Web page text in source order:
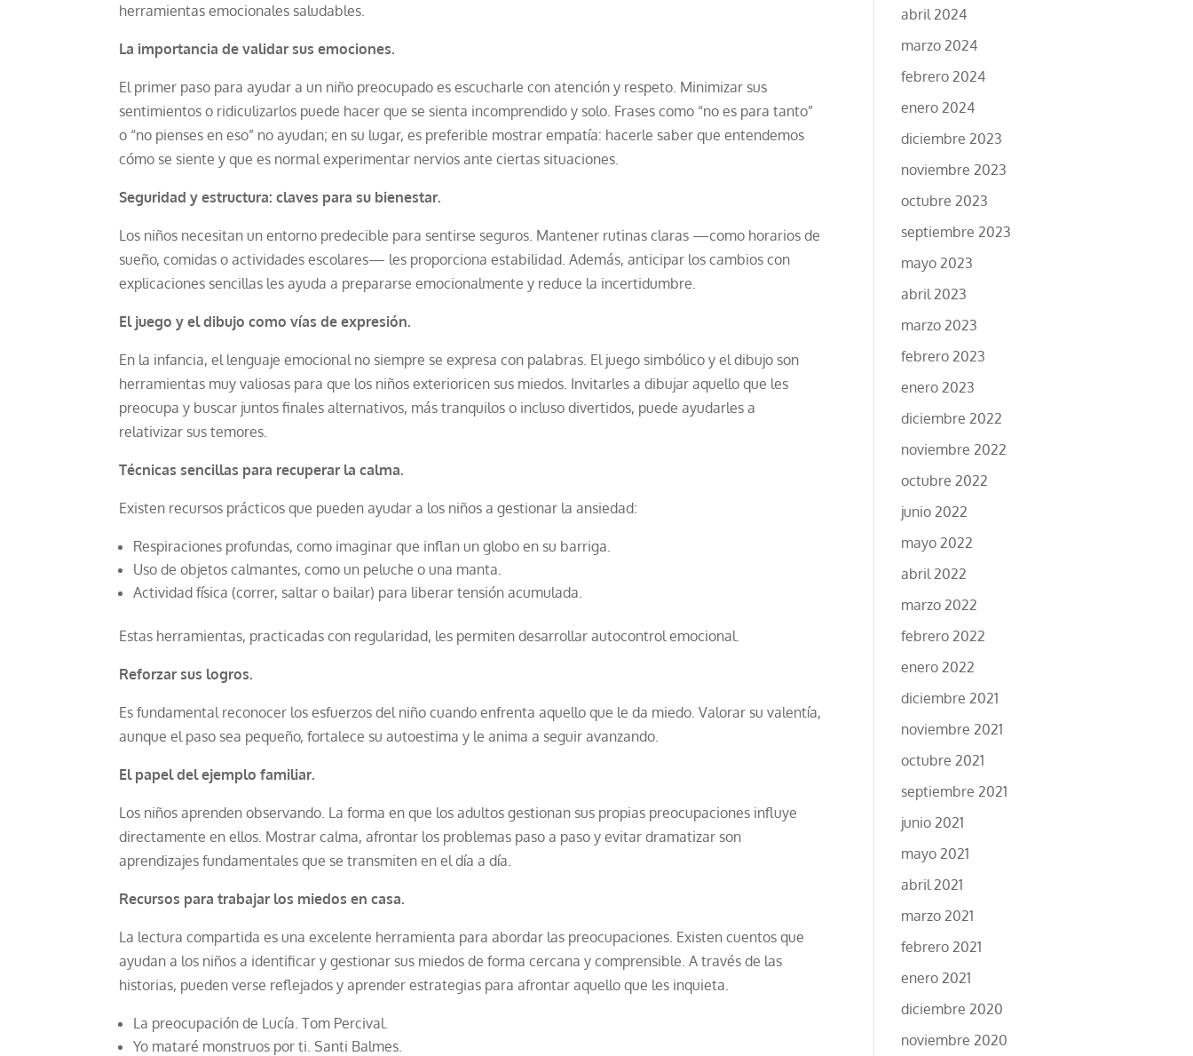
herramientas emocionales saludables.
La importancia de validar sus emociones.
El primer paso para ayudar a un niño preocupado es escucharle con atención y respeto. Minimizar sus
sentimientos o ridiculizarlos puede hacer que se sienta incomprendido y solo. Frases como “no es para tanto”
o “no pienses en eso” no ayudan; en su lugar, es preferible mostrar empatía: hacerle saber que entendemos
cómo se siente y que es normal experimentar nervios ante ciertas situaciones.
Seguridad y estructura: claves para su bienestar.
Los niños necesitan un entorno predecible para sentirse seguros. Mantener rutinas claras —como horarios de
sueño, comidas o actividades escolares— les proporciona estabilidad. Además, anticipar los cambios con
explicaciones sencillas les ayuda a prepararse emocionalmente y reduce la incertidumbre.
El juego y el dibujo como vías de expresión.
En la infancia, el lenguaje emocional no siempre se expresa con palabras. El juego simbólico y el dibujo son
herramientas muy valiosas para que los niños exterioricen sus miedos. Invitarles a dibujar aquello que les
preocupa y buscar juntos finales alternativos, más tranquilos o incluso divertidos, puede ayudarles a
relativizar sus temores.
Técnicas sencillas para recuperar la calma.
Existen recursos prácticos que pueden ayudar a los niños a gestionar la ansiedad:
Respiraciones profundas, como imaginar que inflan un globo en su barriga.
Uso de objetos calmantes, como un peluche o una manta.
Actividad física (correr, saltar o bailar) para liberar tensión acumulada.
Estas herramientas, practicadas con regularidad, les permiten desarrollar autocontrol emocional.
Reforzar sus logros.
Es fundamental reconocer los esfuerzos del niño cuando enfrenta aquello que le da miedo. Valorar su valentía,
aunque el paso sea pequeño, fortalece su autoestima y le anima a seguir avanzando.
El papel del ejemplo familiar.
Los niños aprenden observando. La forma en que los adultos gestionan sus propias preocupaciones influye
directamente en ellos. Mostrar calma, afrontar los problemas paso a paso y evitar dramatizar son
aprendizajes fundamentales que se transmiten en el día a día.
Recursos para trabajar los miedos en casa.
La lectura compartida es una excelente herramienta para abordar las preocupaciones. Existen cuentos que
ayudan a los niños a identificar y gestionar sus miedos de forma cercana y comprensible. A través de las
historias, pueden verse reflejados y aprender estrategias para afrontar aquello que les inquieta.
La preocupación de Lucía. Tom Percival.
Yo mataré monstruos por ti. Santi Balmes.
abril 2024
marzo 2024
febrero 2024
enero 2024
diciembre 2023
noviembre 2023
octubre 2023
septiembre 2023
mayo 2023
abril 2023
marzo 2023
febrero 2023
enero 2023
diciembre 2022
noviembre 2022
octubre 2022
junio 2022
mayo 2022
abril 2022
marzo 2022
febrero 2022
enero 2022
diciembre 2021
noviembre 2021
octubre 2021
septiembre 2021
junio 2021
mayo 2021
abril 2021
marzo 2021
febrero 2021
enero 2021
diciembre 2020
noviembre 2020